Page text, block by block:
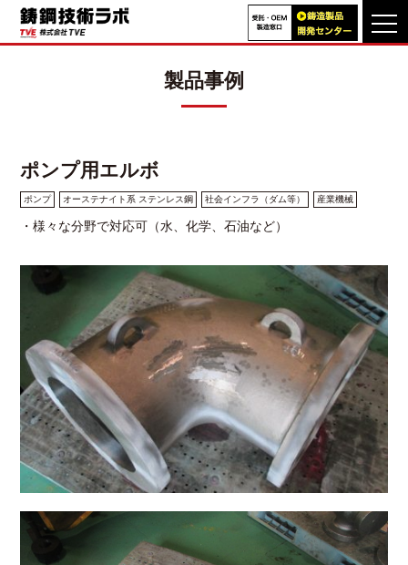
VA・VE
技術資料
よくあるご質問
TOP>製品事例一覧
製品事例
ポンプ用エルボ
ポンプ オーステナイト系 ステンレス鋼 社会インフラ（ダム等） 産業機械
・様々な分野で対応可（水、化学、石油など）